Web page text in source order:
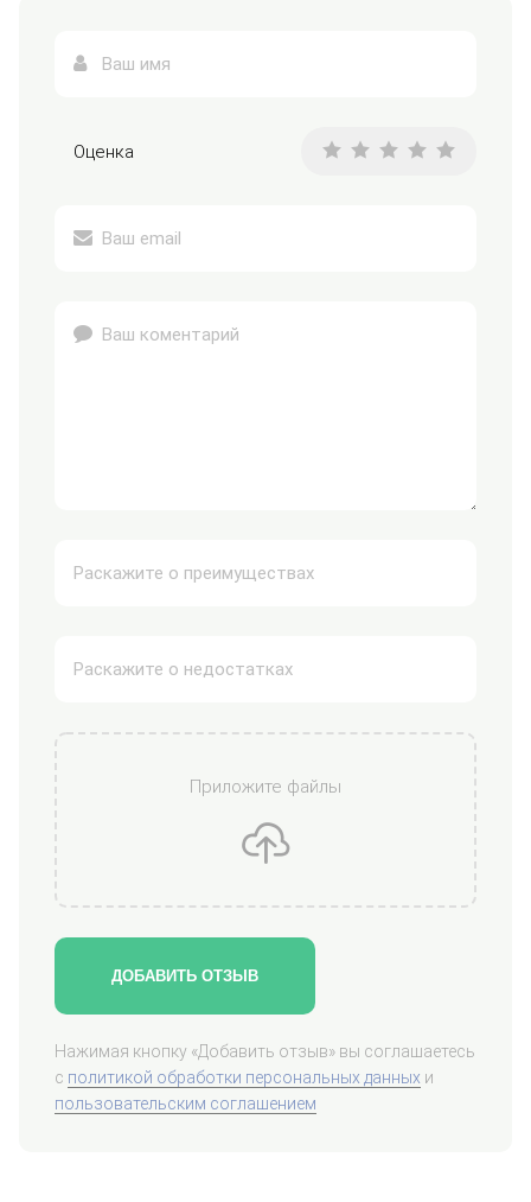
Оценка
Приложите файлы
ДОБАВИТЬ ОТЗЫВ
Нажимая кнопку «Добавить отзыв» вы соглашаетесь
с политикой обработки персональных данных и
пользовательским соглашением